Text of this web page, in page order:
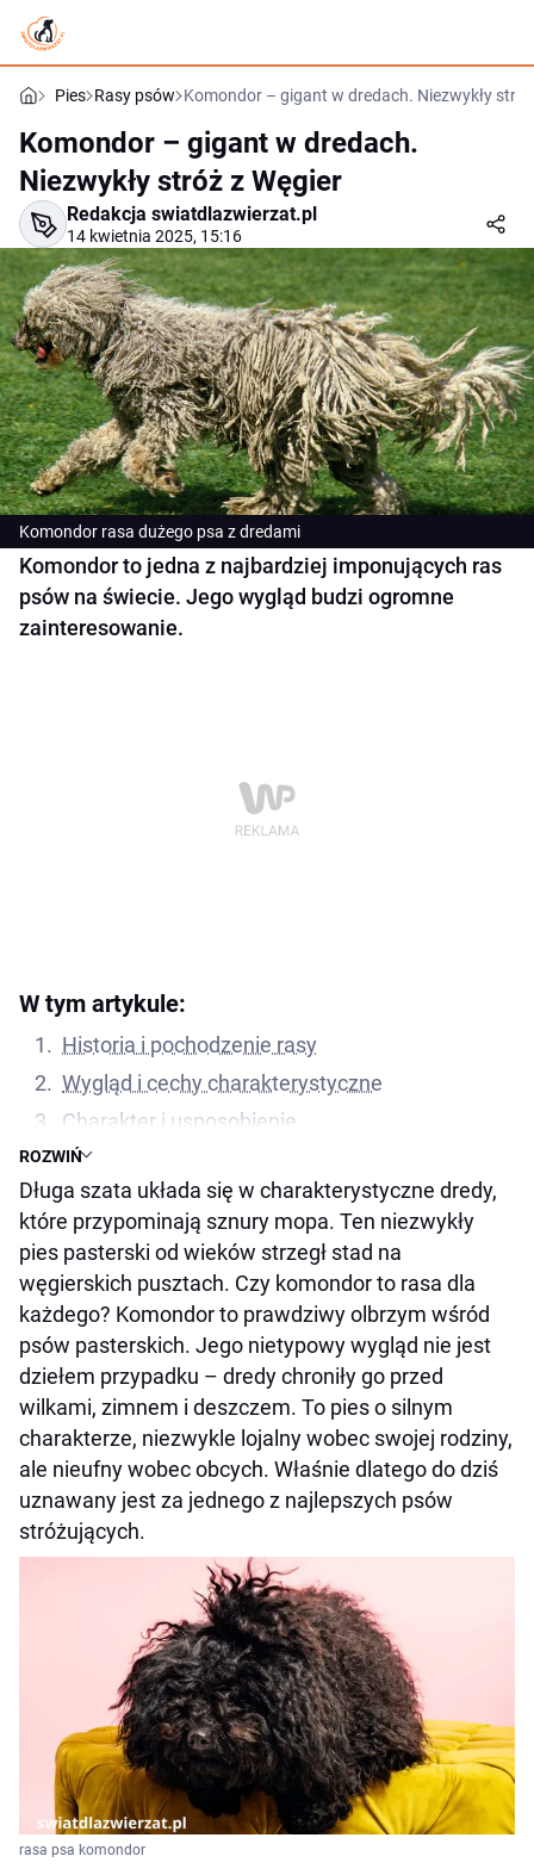
Pies Rasy psów Komondor – gigant w dredach. Niezwykły
Komondor – gigant w dredach.
Niezwykły stróż z Węgier
Redakcja swiatdlazwierzat.pl
14 kwietnia 2025, 15:16
Komondor rasa dużego psa z dredami
Komondor to jedna z najbardziej imponujących ras
psów na świecie. Jego wygląd budzi ogromne
zainteresowanie.
W tym artykule:
ROZWIŃ
Historia i pochodzenie rasy
Wygląd i cechy charakterystyczne
Charakter i usposobienie
Czy komondor nadaje się do domu i rodziny?
Czego potrzebuje komondor?
Zdrowie komondora
Grooming komondora – jak dbać o „giganta w
dredach”?
Ciekawostki o komondorze
Najważniejsze wnioski w pigułce
Długa szata układa się w charakterystyczne dredy,
które przypominają sznury mopa. Ten niezwykły
pies pasterski od wieków strzegł stad na
węgierskich pusztach. Czy komondor to rasa dla
każdego? Komondor to prawdziwy olbrzym wśród
psów pasterskich. Jego nietypowy wygląd nie jest
dziełem przypadku – dredy chroniły go przed
wilkami, zimnem i deszczem. To pies o silnym
charakterze, niezwykle lojalny wobec swojej rodziny,
ale nieufny wobec obcych. Właśnie dlatego do dziś
uznawany jest za jednego z najlepszych psów
stróżujących.
rasa psa komondor